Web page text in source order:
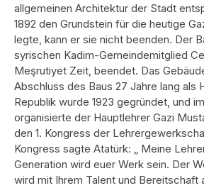
allgemeinen Architektur der Stadt
1892 den Grundstein für die heutige
legte, kann er sie nicht beenden. Der
syrischen Kadim-Gemeindemitglied
Meşrutiyet Zeit, beendet. Das
Abschluss des Baus 27 Jahre lang als
Republik wurde 1923 gegründet, und
organisierte der Hauptlehrer Gazi
den 1. Kongress der
Kongress sagte Atatürk: „ Meine
Generation wird euer Werk sein. Der
wird mit Ihrem Talent und Bereitschaft